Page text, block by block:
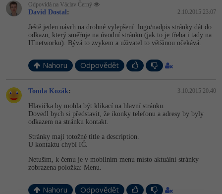
Odpovídá na Václav Černý
David Dostal : 2.10.2015 23:07
Ještě jeden návrh na drobné vylepšení: logo/nadpis stránky dát do
odkazu, který směřuje na úvodní stránku (jak to je třeba i tady na
ITnetworku). Bývá to zvykem a uživatel to většinou očekává.
Nahoru Odpovědět
Tonda Kozák: 3.10.2015 20:40
Hlavička by mohla být klikací na hlavní stránku.
Dovedl bych si představit, že ikonky telefonu a adresy by byly
odkazem na stránku kontakt.
Stránky mají totožné title a description.
U kontaktu chybí IČ.
Netuším, k čemu je v mobilním menu místo aktuální stránky
zobrazena položka: Menu.
Nahoru Odpovědět